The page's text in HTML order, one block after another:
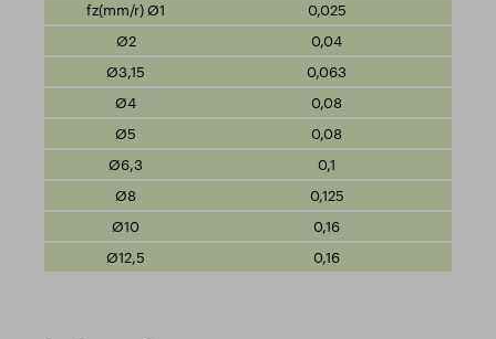
0,025
0,04
0,063
0,08
0,08
0,1
0,125
0,16
0,16